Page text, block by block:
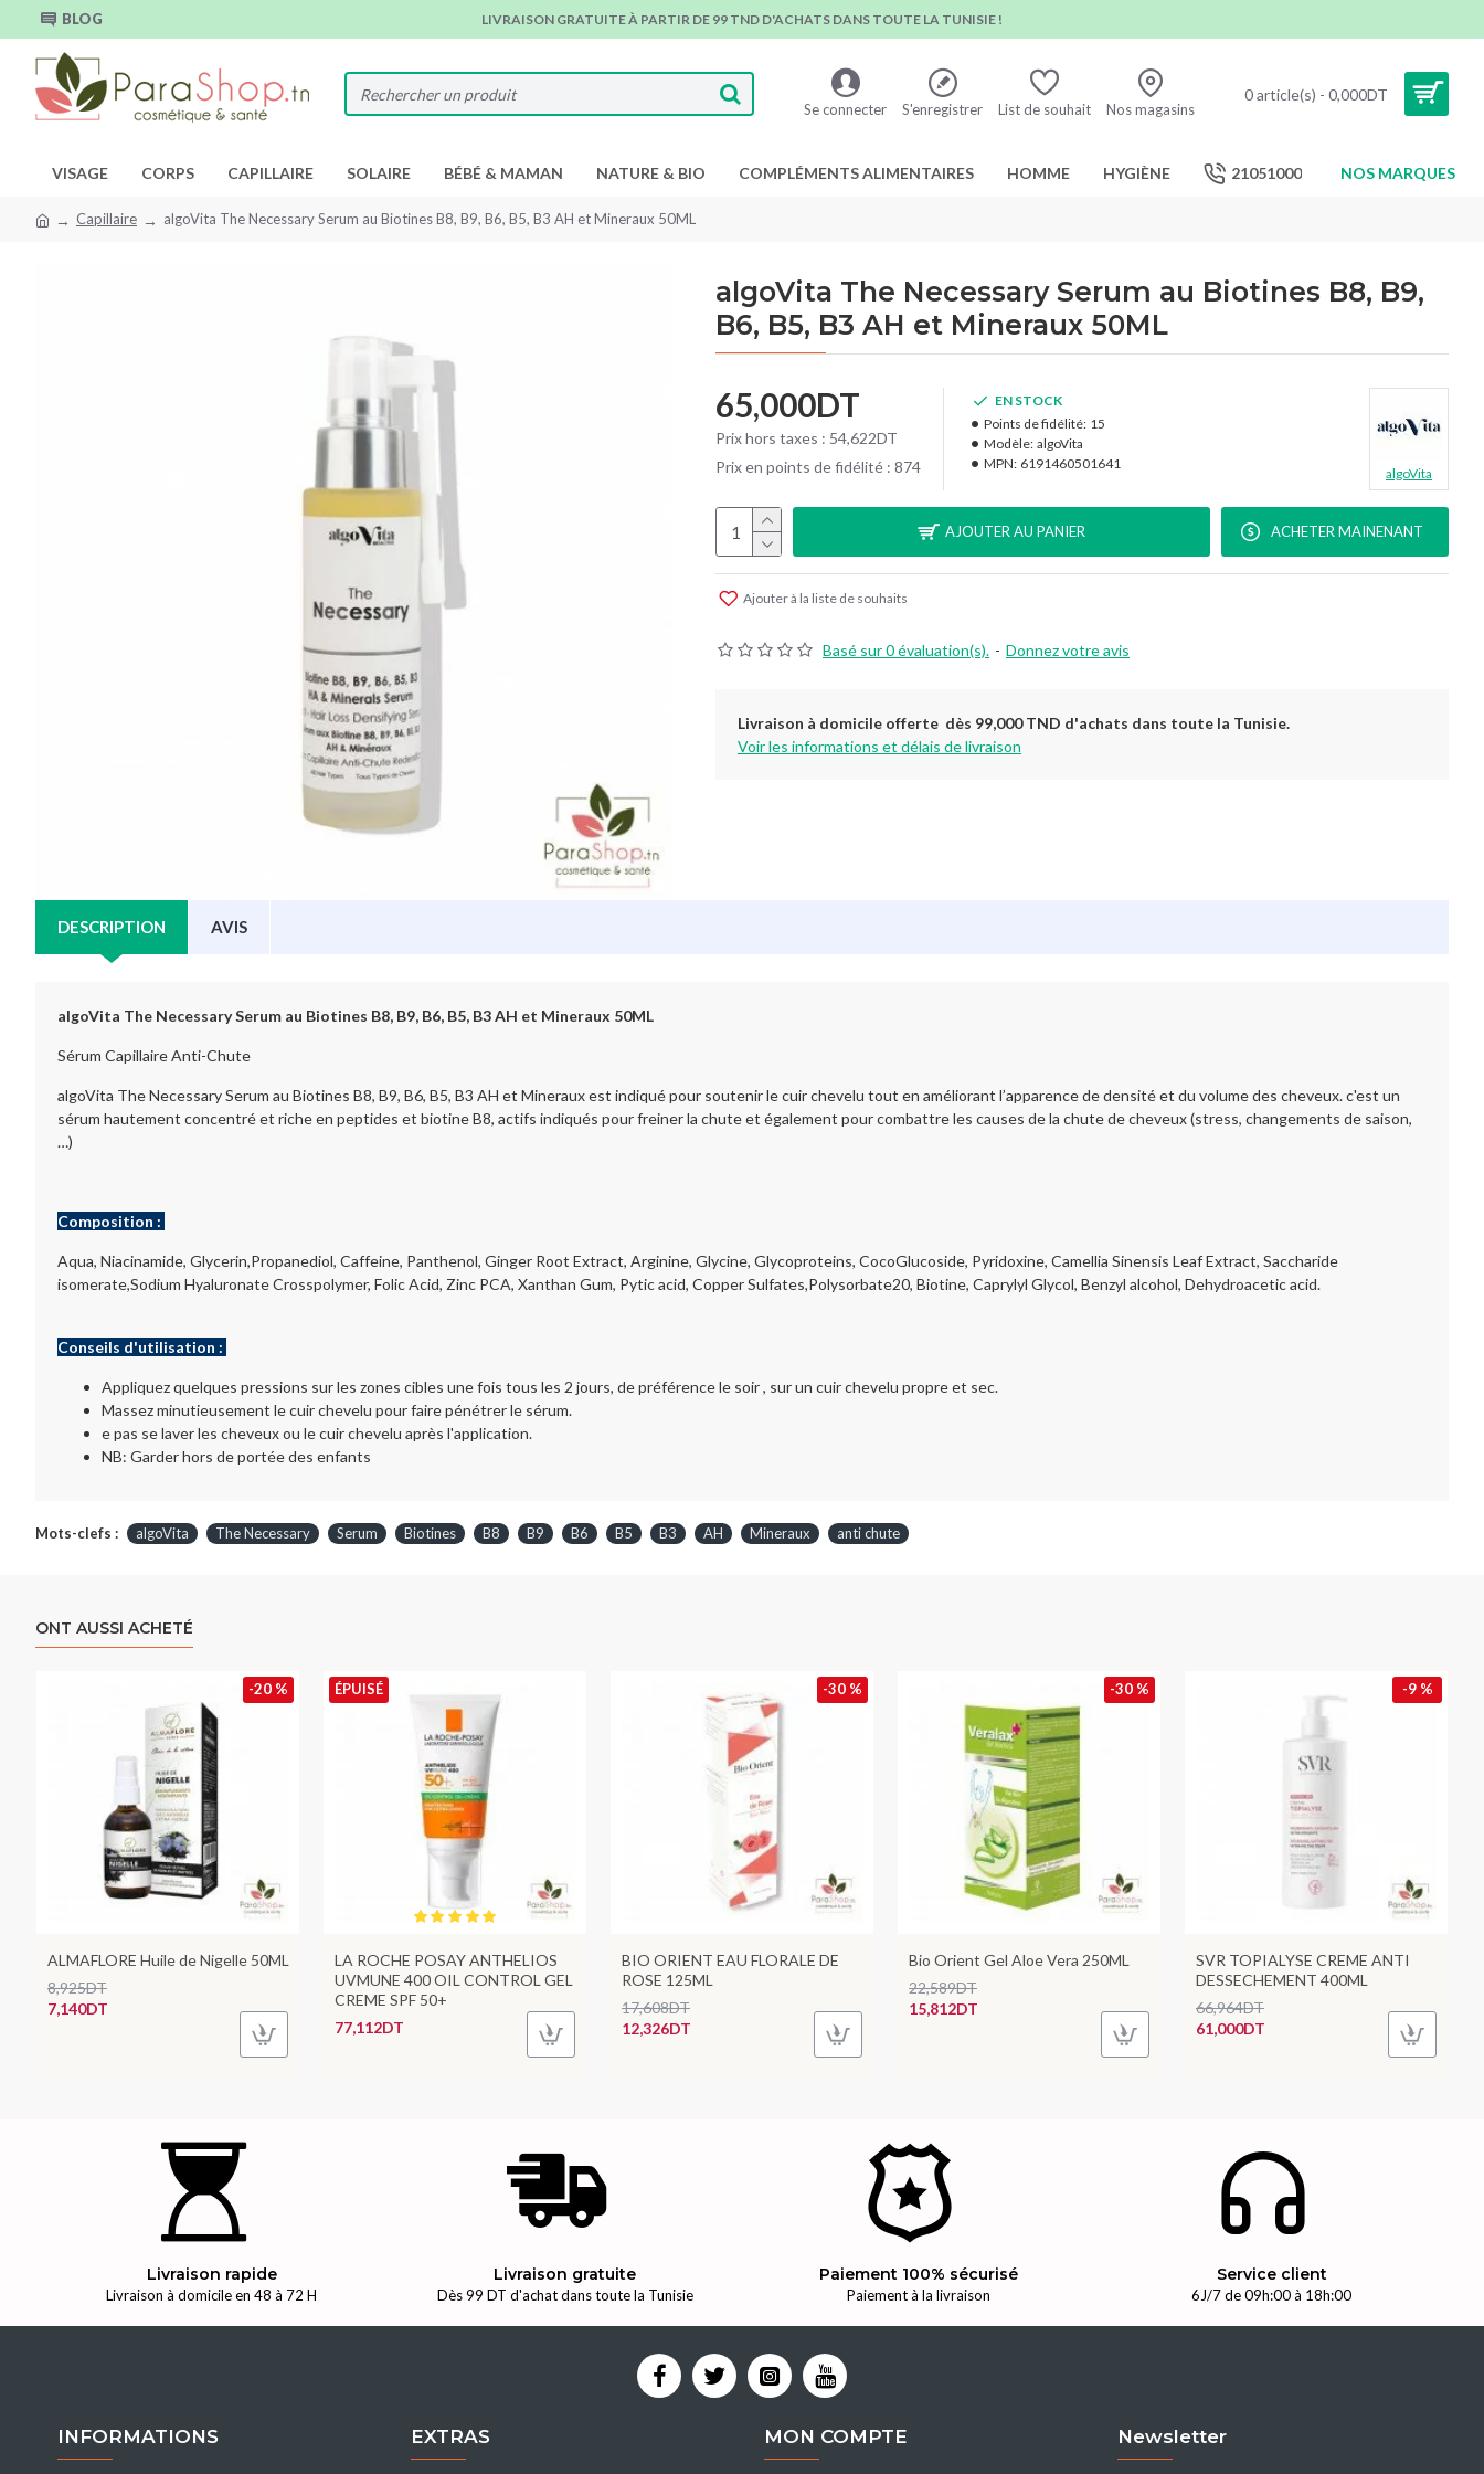
BLOG LIVRAISON GRATUITE À PARTIR DE 99 TND D'ACHATS DANS TOUTE LA TUNISIE !
Se connecter S'enregistrer List de souhait Nos magasins
0 article(s) - 0,000DT
VISAGE CORPS CAPILLAIRE SOLAIRE BÉBÉ & MAMAN NATURE & BIO COMPLÉMENTS ALIMENTAIRES HOMME HYGIÈNE 21051000 NOS MARQUES
Capillaire algoVita The Necessary Serum au Biotines B8, B9, B6, B5, B3 AH et Mineraux 50ML
algoVita The Necessary Serum au Biotines B8, B9,
B6, B5, B3 AH et Mineraux 50ML
Basé sur 0 évaluation(s). - Donnez votre avis
65,000DT
Prix hors taxes : 54,622DT
Prix en points de fidélité : 874
EN STOCK
Points de fidélité: 15
Modèle: algoVita
MPN: 6191460501641
algoVita
AJOUTER AU PANIER ACHETER MAINENANT
Ajouter à la liste de souhaits
Livraison à domicile offerte dès 99,000 TND d'achats dans toute la Tunisie.
Voir les informations et délais de livraison
DESCRIPTION AVIS
algoVita The Necessary Serum au Biotines B8, B9, B6, B5, B3 AH et Mineraux 50ML
Sérum Capillaire Anti-Chute
algoVita The Necessary Serum au Biotines B8, B9, B6, B5, B3 AH et Mineraux est indiqué pour soutenir le cuir chevelu tout en améliorant l’apparence de densité et du volume des cheveux. c'est un
sérum hautement concentré et riche en peptides et biotine B8, actifs indiqués pour freiner la chute et également pour combattre les causes de la chute de cheveux (stress, changements de saison,
…)
Composition :
Aqua, Niacinamide, Glycerin,Propanediol, Caffeine, Panthenol, Ginger Root Extract, Arginine, Glycine, Glycoproteins, CocoGlucoside, Pyridoxine, Camellia Sinensis Leaf Extract, Saccharide
isomerate,Sodium Hyaluronate Crosspolymer, Folic Acid, Zinc PCA, Xanthan Gum, Pytic acid, Copper Sulfates,Polysorbate20, Biotine, Caprylyl Glycol, Benzyl alcohol, Dehydroacetic acid.
Conseils d'utilisation :
Appliquez quelques pressions sur les zones cibles une fois tous les 2 jours, de préférence le soir , sur un cuir chevelu propre et sec.
Massez minutieusement le cuir chevelu pour faire pénétrer le sérum.
e pas se laver les cheveux ou le cuir chevelu après l'application.
NB: Garder hors de portée des enfants
Mots-clefs : algoVita The Necessary Serum Biotines B8 B9 B6 B5 B3 AH Mineraux anti chute
ONT AUSSI ACHETÉ
-20 %
ALMAFLORE Huile de Nigelle 50ML
7,140DT
8,925DT
ÉPUISÉ
LA ROCHE POSAY ANTHELIOS
UVMUNE 400 OIL CONTROL GEL
CREME SPF 50+
77,112DT
-30 %
BIO ORIENT EAU FLORALE DE
ROSE 125ML
12,326DT
17,608DT
-30 %
Bio Orient Gel Aloe Vera 250ML
15,812DT
22,589DT
-9 %
SVR TOPIALYSE CREME ANTI
DESSECHEMENT 400ML
61,000DT
66,964DT
Livraison rapide
Livraison à domicile en 48 à 72 H
Livraison gratuite
Dès 99 DT d'achat dans toute la Tunisie
Paiement 100% sécurisé
Paiement à la livraison
Service client
6J/7 de 09h:00 à 18h:00
INFORMATIONS EXTRAS MON COMPTE Newsletter